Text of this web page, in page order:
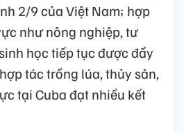
2/9 của Việt Nam; hợp
như nông nghiệp, tư
học tiếp tục được đẩy
tác trồng lúa, thủy sản,
tại Cuba đạt nhiều kết